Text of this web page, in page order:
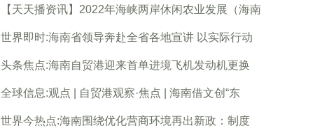
【天天播资讯】2022年海峡两岸休闲农业发展（海南
世界即时:海南省领导奔赴全省各地宣讲 以实际行动
头条焦点:海南自贸港迎来首单进境飞机发动机更换
全球信息:观点 | 自贸港观察·焦点 | 海南借文创“东
世界今热点:海南围绕优化营商环境再出新政：制度